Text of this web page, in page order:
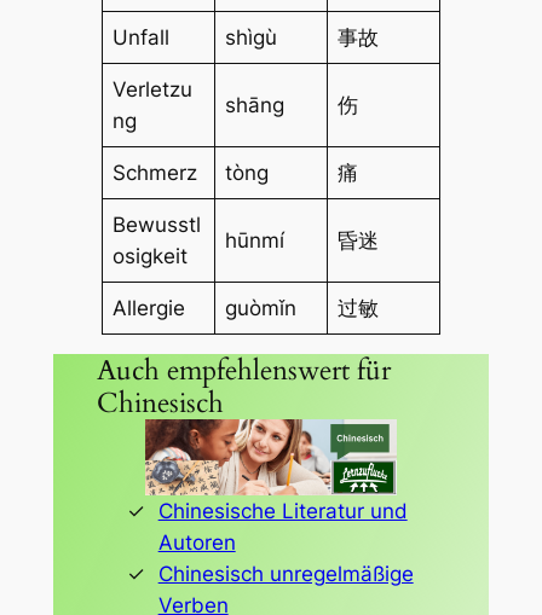
Unfall shìgù 事故
Verletzu
ng
shāng 伤
Schmerz tòng 痛
Bewusstl
osigkeit
hūnmí 昏迷
Allergie guòmǐn 过敏
Auch empfehlenswert für
Chinesisch
Chinesische Literatur und
Autoren
Chinesisch unregelmäßige
Verben